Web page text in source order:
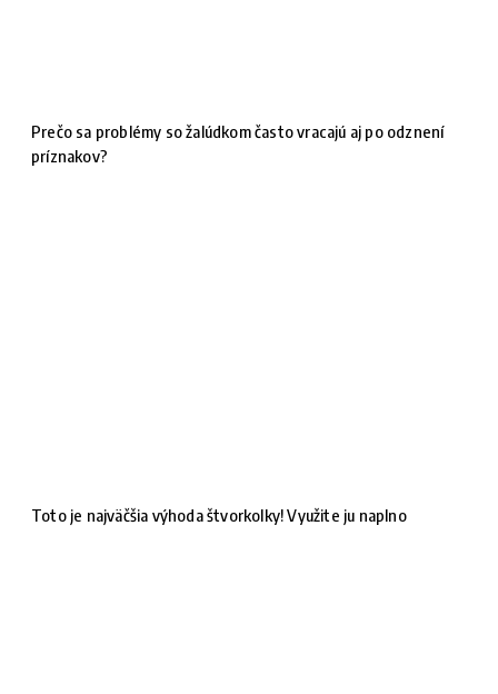
Prečo sa problémy so žalúdkom často vracajú aj po odznení
príznakov?
Toto je najväčšia výhoda štvorkolky! Využite ju naplno